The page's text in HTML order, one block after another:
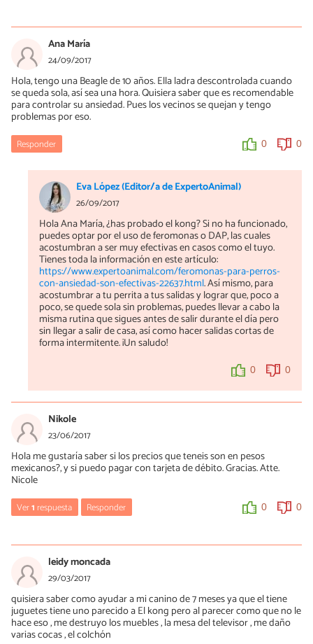
14/05/2018
Hola Ana, existen diversos tipos de "kong", al margen del clásico,
como el de tipo hueso o pelota, no obstante, el clásico es el que
tiene una mayor capacidad y por tanto duración, por lo que sería
el más indicado si el objetivo fuese que el perro dedicara más
tiempo a sacar el contenido de dentro.
¡Saludos!
Ana María
24/09/2017
Hola, tengo una Beagle de 10 años. Ella ladra descontrolada cuando
se queda sola, así sea una hora. Quisiera saber que es recomendable
para controlar su ansiedad. Pues los vecinos se quejan y tengo
problemas por eso.
Responder 0 0
Eva López (Editor/a de ExpertoAnimal)
26/09/2017
Hola Ana María, ¿has probado el kong? Si no ha funcionado,
puedes optar por el uso de feromonas o DAP, las cuales
acostumbran a ser muy efectivas en casos como el tuyo.
Tienes toda la información en este artículo:
https://www.expertoanimal.com/feromonas-para-perros-
con-ansiedad-son-efectivas-22637.html. Así mismo, para
acostumbrar a tu perrita a tus salidas y lograr que, poco a
poco, se quede sola sin problemas, puedes llevar a cabo la
misma rutina que sigues antes de salir durante el día pero
sin llegar a salir de casa, así como hacer salidas cortas de
forma intermitente. ¡Un saludo!
0 0
Nikole
23/06/2017
Hola me gustaría saber si los precios que teneis son en pesos
mexicanos?, y si puedo pagar con tarjeta de débito. Gracias. Atte.
Nicole
Ver1respuesta Responder 0 0
26/06/2017
Hola Nikole, si deseas comprar un kong utilizando el link debes
marcar en la parte superior tu país "México" y directamente
saldrá el precio en pesos mexicanos. ¡Un saludo!
0
leidy moncada
29/03/2017
quisiera saber como ayudar a mi canino de 7 meses ya que el tiene
juguetes tiene uno parecido a El kong pero al parecer como que no le
hace eso , me destruyo los muebles , la mesa del televisor , me daño
varias cocas , el colchón